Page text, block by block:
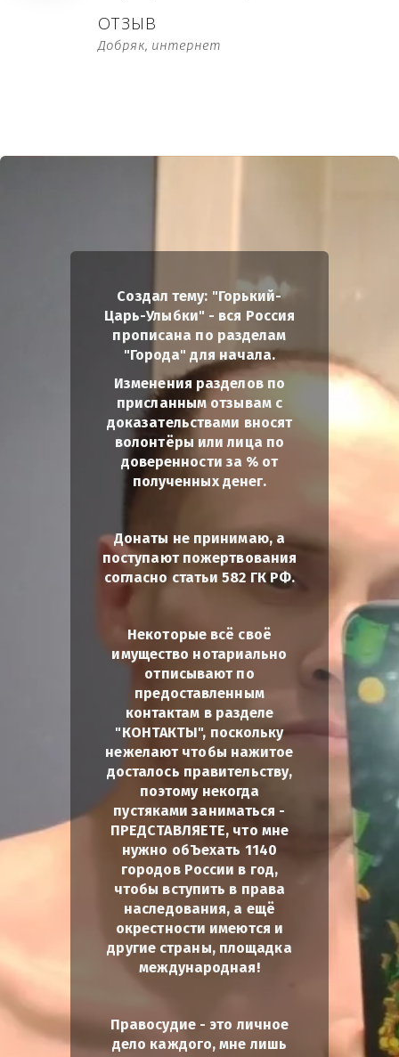
ОТЗЫВ
Добряк, интернет
Создал тему: "Горький-
Царь-Улыбки" - вся Россия
прописана по разделам
"Города" для начала.
Изменения разделов по
присланным отзывам с
доказательствами вносят
волонтёры или лица по
доверенности за % от
полученных денег.
Донаты не принимаю, а
поступают пожертвования
согласно статьи 582 ГК РФ.
Некоторые всё своё
имущество нотариально
отписывают по
предоставленным
контактам в разделе
"КОНТАКТЫ", поскольку
нежелают чтобы нажитое
досталось правительству,
поэтому некогда
пустяками заниматься -
ПРЕДСТАВЛЯЕТЕ, что мне
нужно обЪехать 1140
городов России в год,
чтобы вступить в права
наследования, а ещё
окрестности имеются и
другие страны, площадка
международная!
Правосудие - это личное
дело каждого, мне лишь